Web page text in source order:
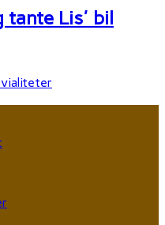
tante Lis' bil